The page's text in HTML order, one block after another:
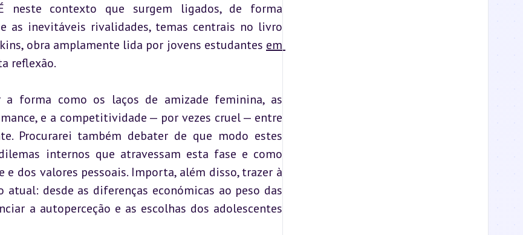
contexto que surgem ligados, de forma
as inevitáveis rivalidades, temas centrais no livro
obra amplamente lida por jovens estudantes em
reflexão.
forma como os laços de amizade feminina, as
e a competitividade — por vezes cruel — entre
Procurarei também debater de que modo estes
internos que atravessam esta fase e como
dos valores pessoais. Importa, além disso, trazer à
desde as diferenças económicas ao peso das
a autoperceção e as escolhas dos adolescentes